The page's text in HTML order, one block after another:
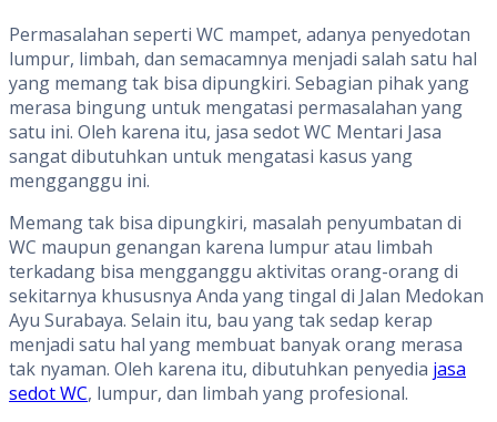
Permasalahan seperti WC mampet, adanya penyedotan
lumpur, limbah, dan semacamnya menjadi salah satu hal
yang memang tak bisa dipungkiri. Sebagian pihak yang
merasa bingung untuk mengatasi permasalahan yang
satu ini. Oleh karena itu, jasa sedot WC Mentari Jasa
sangat dibutuhkan untuk mengatasi kasus yang
mengganggu ini.
Memang tak bisa dipungkiri, masalah penyumbatan di
WC maupun genangan karena lumpur atau limbah
terkadang bisa mengganggu aktivitas orang-orang di
sekitarnya khususnya Anda yang tingal di Jalan Medokan
Ayu Surabaya. Selain itu, bau yang tak sedap kerap
menjadi satu hal yang membuat banyak orang merasa
tak nyaman. Oleh karena itu, dibutuhkan penyedia jasa
sedot WC, lumpur, dan limbah yang profesional.